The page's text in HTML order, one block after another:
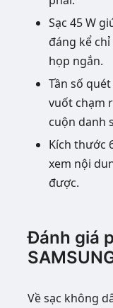
Sạc 45 W
đáng kể
họp ngắn.
Tần số
vuốt chạm
cuộn danh
Kích thước
xem nội
được.
Đánh giá
Về sạc không